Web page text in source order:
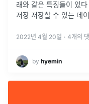
래와 같은 특징들이 있다 모든 종류의 데이터를 원하는 형식으로
저장 저장할 수 있는 데
2022년 4월 20일 · 4개의
by hyemin